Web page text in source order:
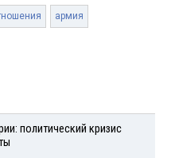
армия
политический кризис